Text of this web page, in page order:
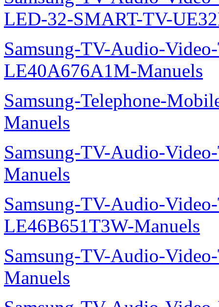
LED-32-SMART-TV-
Samsung-TV-Audio-
LE40A676A1M-Manuels
Samsung-Telephone-
Manuels
Samsung-TV-Audio-
Manuels
Samsung-TV-Audio-
LE46B651T3W-Manuels
Samsung-TV-Audio-
Manuels